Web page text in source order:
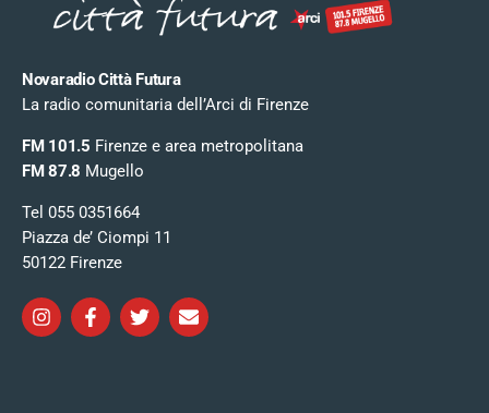
Novaradio Città Futura
La radio comunitaria dell’Arci di Firenze
FM 101.5 Firenze e area metropolitana
FM 87.8 Mugello
Tel 055 0351664
Piazza de’ Ciompi 11
50122 Firenze